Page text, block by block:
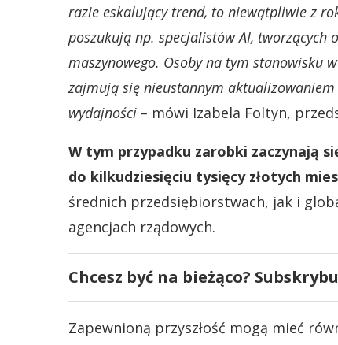
razie eskalujący trend, to niewątpliwie z
poszukują np. specjalistów AI,
maszynowego. Osoby na tym stanowisku
zajmują się nieustannym
wydajności – mówi Izabela Foltyn,
W tym przypadku zarobki zaczynają
do kilkudziesięciu tysięcy złotych
średnich przedsiębiorstwach, jak i
agencjach rządowych.
Chcesz być na bieżąco?
Zapewnioną przyszłość mogą mieć